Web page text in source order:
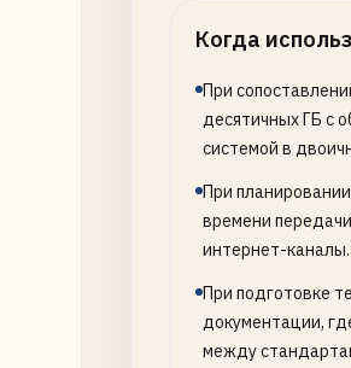
Когда
При
десятичных ГБ с
системой в
При
времени
интернет-каналы.
При подготовке
документации,
между